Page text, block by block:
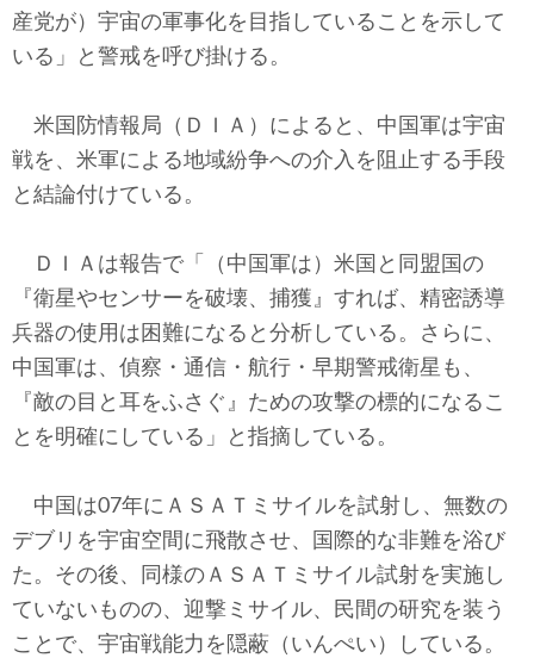
産党が）宇宙の軍事化を目指していることを示して
いる」と警戒を呼び掛ける。
米国防情報局（ＤＩＡ）によると、中国軍は宇宙
戦を、米軍による地域紛争への介入を阻止する手段
と結論付けている。
ＤＩＡは報告で「（中国軍は）米国と同盟国の
『衛星やセンサーを破壊、捕獲』すれば、精密誘導
兵器の使用は困難になると分析している。さらに、
中国軍は、偵察・通信・航行・早期警戒衛星も、
『敵の目と耳をふさぐ』ための攻撃の標的になるこ
とを明確にしている」と指摘している。
中国は07年にＡＳＡＴミサイルを試射し、無数の
デブリを宇宙空間に飛散させ、国際的な非難を浴び
た。その後、同様のＡＳＡＴミサイル試射を実施し
ていないものの、迎撃ミサイル、民間の研究を装う
ことで、宇宙戦能力を隠蔽（いんぺい）している。